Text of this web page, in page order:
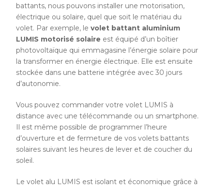
battants, nous pouvons installer une motorisation,
électrique ou solaire, quel que soit le matériau du
volet. Par exemple, le volet battant aluminium
LUMIS motorisé solaire est équipé d’un boîtier
photovoltaïque qui emmagasine l’énergie solaire pour
la transformer en énergie électrique. Elle est ensuite
stockée dans une batterie intégrée avec 30 jours
d’autonomie.
Vous pouvez commander votre volet LUMIS à
distance avec une télécommande ou un smartphone.
Il est même possible de programmer l’heure
d’ouverture et de fermeture de vos volets battants
solaires suivant les heures de lever et de coucher du
soleil.
Le volet alu LUMIS est isolant et économique grâce à